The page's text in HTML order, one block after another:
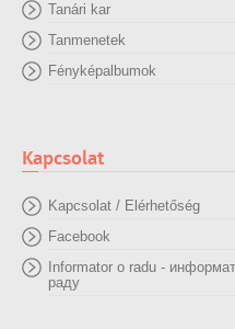
Tanári kar
Tanmenetek
Fényképalbumok
Kapcsolat
Kapcsolat / Elérhetőség
Facebook
Informator o radu -
раду